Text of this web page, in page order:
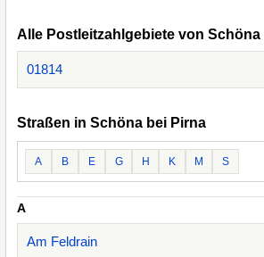
Alle Postleitzahlgebiete von Schöna
01814
Straßen in Schöna bei Pirna
A B E G H K M S
A
Am Feldrain